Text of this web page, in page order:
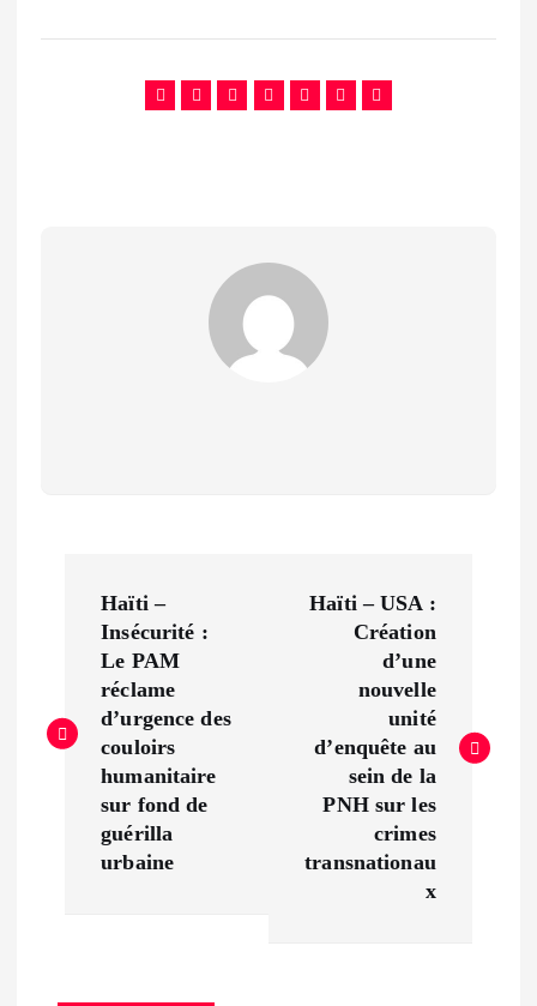
t
Haïti –
Insécurité :
Le PAM
réclame
d’urgence des
couloirs
humanitaire
sur fond de
guérilla
urbaine
Haïti – USA :
Création
d’une
nouvelle
unité
d’enquête au
sein de la
PNH sur les
crimes
transnationau
x